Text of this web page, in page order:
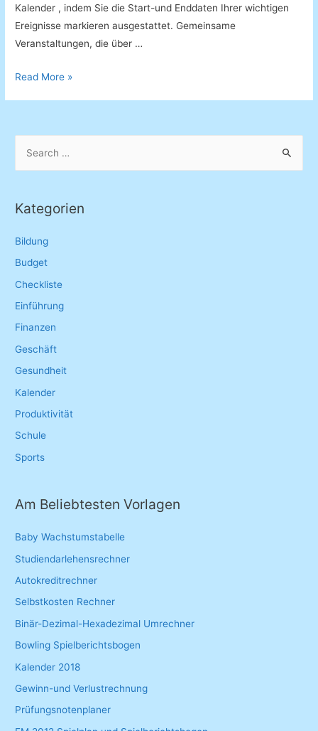
Kalender , indem Sie die Start-und Enddaten Ihrer wichtigen
Ereignisse markieren ausgestattet. Gemeinsame
Veranstaltungen, die über …
Kalender
Read More »
r
h
f
o
Kategorien
Bildung
Budget
Checkliste
Einführung
Finanzen
Geschäft
Gesundheit
Kalender
Produktivität
Schule
Sports
Am Beliebtesten Vorlagen
Baby Wachstumstabelle
Studiendarlehensrechner
Autokreditrechner
Selbstkosten Rechner
Binär-Dezimal-Hexadezimal Umrechner
Bowling Spielberichtsbogen
Kalender 2018
Gewinn-und Verlustrechnung
Prüfungsnotenplaner